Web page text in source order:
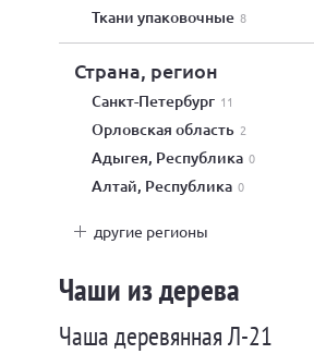
ткани упаковочные 8
Страна, регион
Санкт-Петербург 11
Орловская область 2
Адыгея, Республика 0
Алтай, Республика 0
другие регионы
Чаши из дерева
Чаша деревянная Л-21